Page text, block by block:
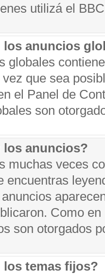
utilizá el
los anuncios
globales
que sea
el Panel de
son
los anuncios?
muchas veces
encuentras
Como
son otorgados
los temas fijos?